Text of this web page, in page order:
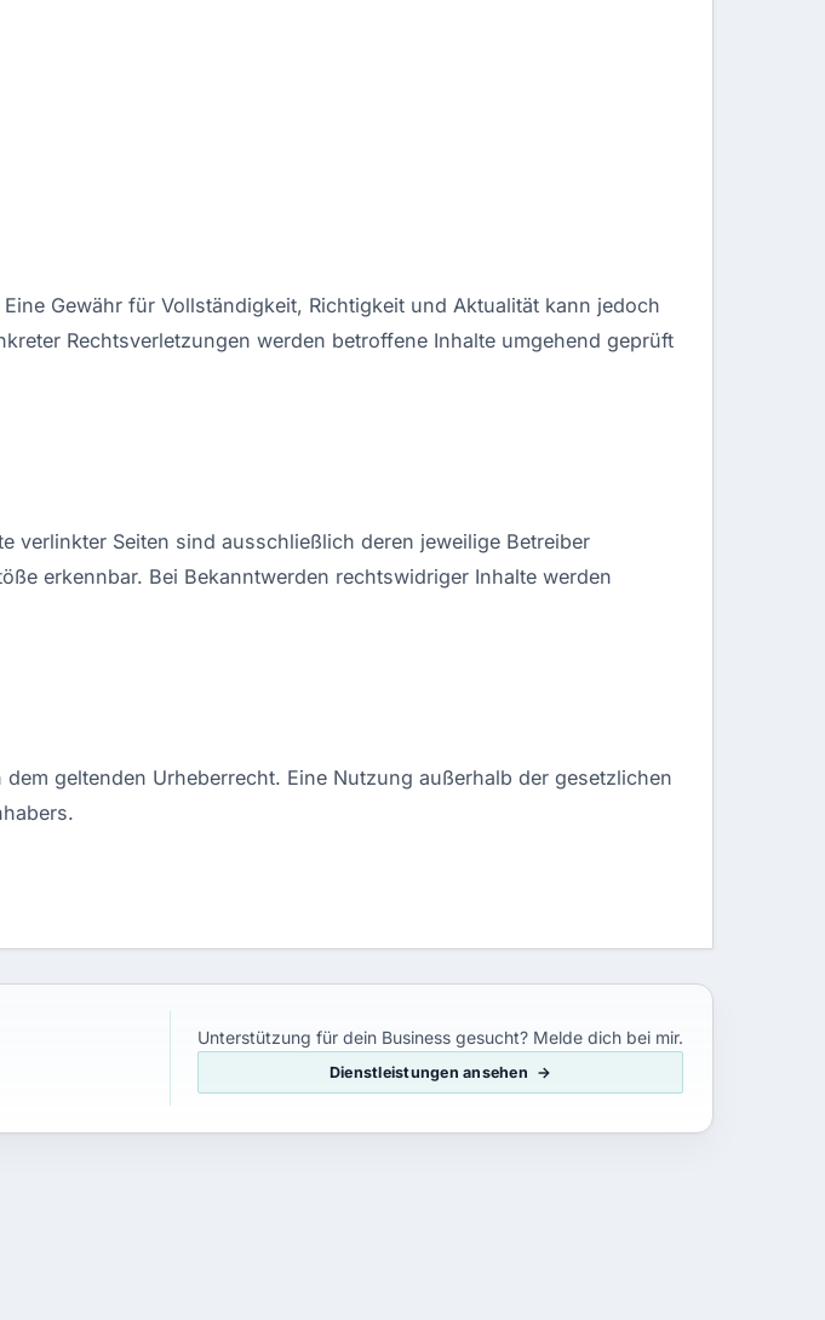
Gewähr für Vollständigkeit, Richtigkeit und Aktualität kann jedoch
Rechtsverletzungen werden betroffene Inhalte umgehend geprüft
verlinkter Seiten sind ausschließlich deren jeweilige Betreiber
erkennbar. Bei Bekanntwerden rechtswidriger Inhalte werden
geltenden Urheberrecht. Eine Nutzung außerhalb der gesetzlichen
Unterstützung für dein Business gesucht? Melde dich bei mir.
Dienstleistungen ansehen